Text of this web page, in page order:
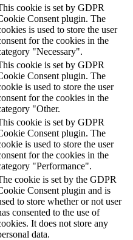
cookie is set by GDPR
Consent plugin. The
is used to store the user
for the cookies in the
"Necessary".
cookie is set by GDPR
Consent plugin. The
is used to store the user
for the cookies in the
"Other.
cookie is set by GDPR
Consent plugin. The
is used to store the user
for the cookies in the
"Performance".
cookie is set by the GDPR
Consent plugin and is
to store whether or not user
consented to the use of
It does not store any
data.